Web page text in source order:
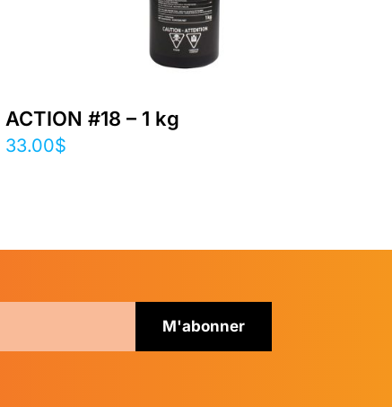
ACTION #18 – 1 kg
33.00$